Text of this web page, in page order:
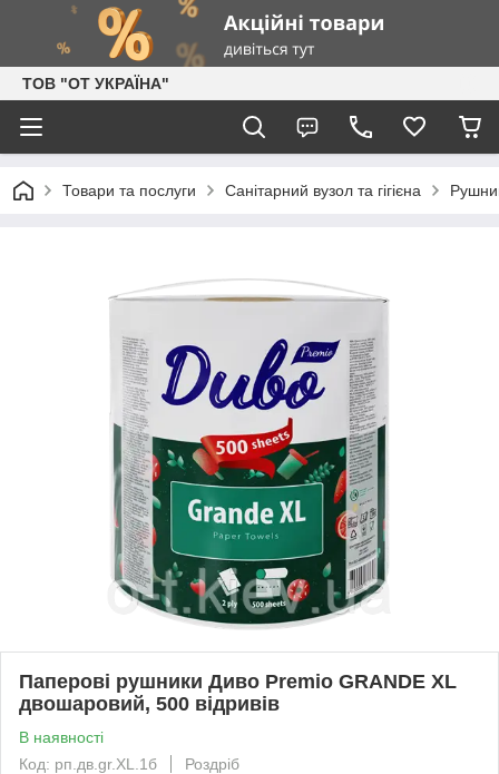
ТОВ "ОТ УКРАЇНА"
Товари та послуги Санітарний вузол та гігієна
Паперові рушники Диво Premio GRANDE XL
двошаровий, 500 відривів
В наявності
Код: рп.дв.gr.XL.1б
Роздріб